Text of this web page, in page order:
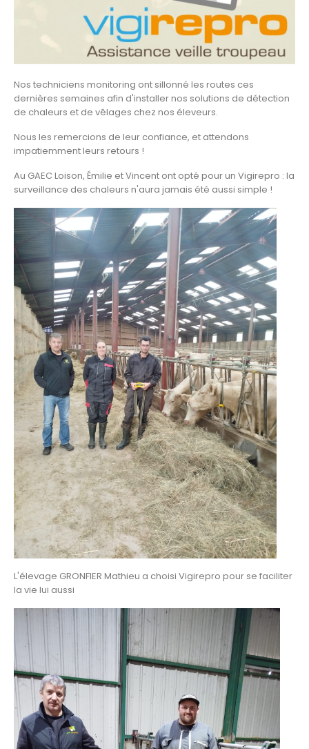
Nos techniciens monitoring ont sillonné les routes ces
dernières semaines afin d'installer nos solutions de détection
de chaleurs et de vêlages chez nos éleveurs.
Nous les remercions de leur confiance, et attendons
impatiemment leurs retours !
Au GAEC Loison, Émilie et Vincent ont opté pour un Vigirepro : la
surveillance des chaleurs n'aura jamais été aussi simple !
L'élevage GRONFIER Mathieu a choisi Vigirepro pour se faciliter
la vie lui aussi